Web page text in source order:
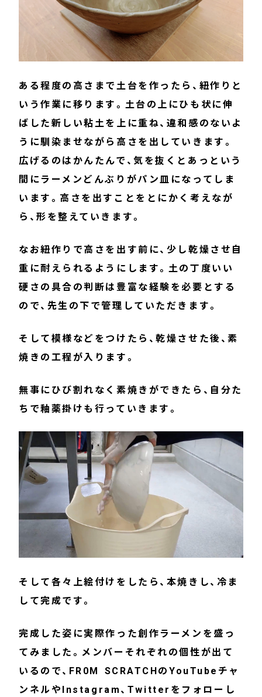
ある程度の高さまで土台を作ったら、紐作りと
いう作業に移ります。土台の上にひも状に伸
ばした新しい粘土を上に重ね、違和感のないよ
うに馴染ませながら高さを出していきます。
広げるのはかんたんで、気を抜くとあっという
間にラーメンどんぶりがパン皿になってしま
います。高さを出すことをとにかく考えなが
ら、形を整えていきます。
なお紐作りで高さを出す前に、少し乾燥させ自
重に耐えられるようにします。土の丁度いい
硬さの具合の判断は豊富な経験を必要とする
ので、先生の下で管理していただきます。
そして模様などをつけたら、乾燥させた後、素
焼きの工程が入ります。
無事にひび割れなく素焼きができたら、自分た
ちで釉薬掛けも行っていきます。
そして各々上絵付けをしたら、本焼きし、冷ま
して完成です。
完成した姿に実際作った創作ラーメンを盛っ
てみました。メンバーそれぞれの個性が出て
いるので、FR0M SCRATCHのYouTubeチャ
ンネルやInstagram、Twitterをフォローし